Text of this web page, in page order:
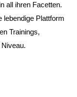
all ihren Facetten.
lebendige Plattform
Trainings,